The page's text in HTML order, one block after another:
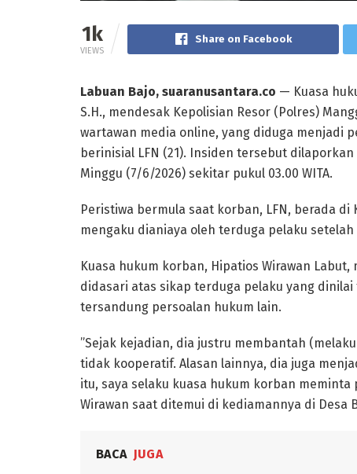
1k
VIEWS
Share on Facebook
Labuan Bajo, suaranusantara.co — Kuasa
S.H., mendesak Kepolisian Resor (Polres)
wartawan media online, yang diduga menjadi
berinisial LFN (21). Insiden tersebut
Minggu (7/6/2026) sekitar pukul 03.00 WITA.
​Peristiwa bermula saat korban, LFN, berada
mengaku dianiaya oleh terduga pelaku
​Kuasa hukum korban, Hipatios Wirawan
didasari atas sikap terduga pelaku yang
tersandung persoalan hukum lain.
​”Sejak kejadian, dia justru membantah
tidak kooperatif. Alasan lainnya, dia juga
itu, saya selaku kuasa hukum korban
Wirawan saat ditemui di kediamannya di Desa
BACA JUGA